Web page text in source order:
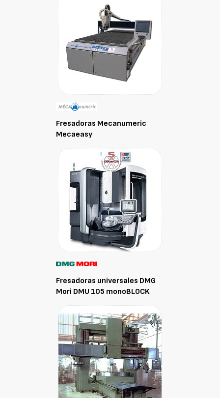
Fresadoras Mecanumeric
Mecaeasy
Fresadoras universales DMG
Mori DMU 105 monoBLOCK